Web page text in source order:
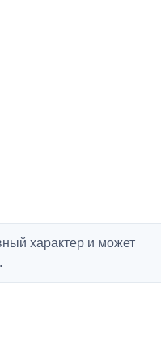
характер и может